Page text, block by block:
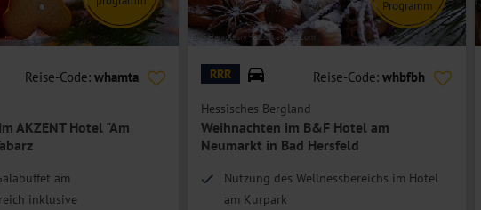
Reise-Code: whamta
AKZENT Hotel "Am
am
inklusive
© S.H.exclusiv - stock.adobe.com
Programm
RRR Reise-Code: whbfbh
Hessisches Bergland
Weihnachten im B&F Hotel am
Neumarkt in Bad Hersfeld
Nutzung des Wellnessbereichs im Hotel
am Kurpark